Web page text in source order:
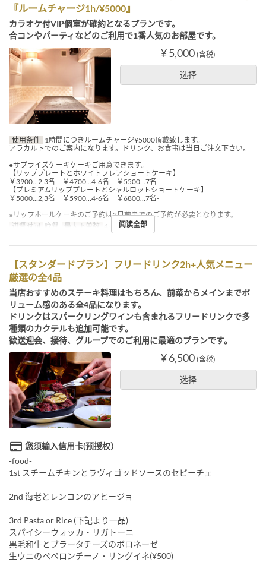
『ルームチャージ1h/¥5000』
カラオケ付VIP個室が確約となるプランです。
合コンやパーティなどのご利用で1番人気のお部屋です。
¥ 5,000 (含税)
选择
使用条件 1時間につきルームチャージ¥5000頂戴致します。
アラカルトでのご案内になります。ドリンク、お食事は当日ご注文下さい。
●サプライズケーキケーキご用意できます。
【リッププレートとホワイトフレアショートケーキ】
￥3900…2,3名 ￥4700…4-6名 ￥5500…7名-
【プレミアムリッププレートとシャルロットショートケーキ】
￥5000…2,3名 ￥5900…4-6名 ￥6800…7名-
※リップホールケーキのご予約は2日前までのご予約が必要となります。
进餐时间 晚餐 最大下单数 4 ~ 10阅读全部
【スタンダードプラン】フリードリンク2h+人気メニュー
厳選の全4品
当店おすすめのステーキ料理はもちろん、前菜からメインまでボ
リューム感のある全4品になります。
ドリンクはスパークリングワインも含まれるフリードリンクで多
種類のカクテルも追加可能です。
歓送迎会、接待、グループでのご利用に最適のプランです。
¥ 6,500 (含税)
选择
您须输入信用卡(预授权）
-food-
1st スチームチキンとラヴィゴッドソースのセビーチェ
2nd 海老とレンコンのアヒージョ
3rd Pasta or Rice (下記より一品)
スパイシーウォッカ・リガトーニ
黒毛和牛とブラータチーズのボロネーゼ
生ウニのペペロンチーノ・リングイネ(¥500)